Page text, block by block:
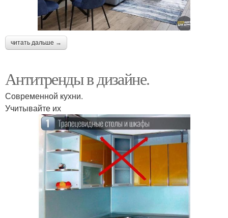
читать дальше →
Антитренды в дизайне.
Современной кухни.
Учитывайте их